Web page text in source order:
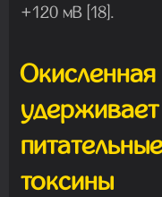
+120 мВ [18].
удерживает
токсины